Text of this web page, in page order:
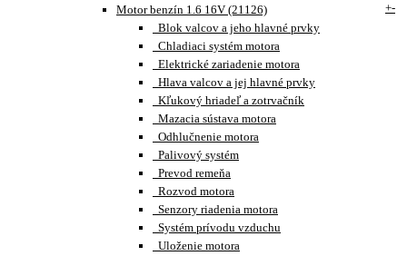
Motor benzín 1.6 16V (21126)
+-
Blok valcov a jeho hlavné prvky
Chladiaci systém motora
Elektrické zariadenie motora
Hlava valcov a jej hlavné prvky
Kľukový hriadeľ a zotrvačník
Mazacia sústava motora
Odhlučnenie motora
Palivový systém
Prevod remeňa
Rozvod motora
Senzory riadenia motora
Systém prívodu vzduchu
Uloženie motora